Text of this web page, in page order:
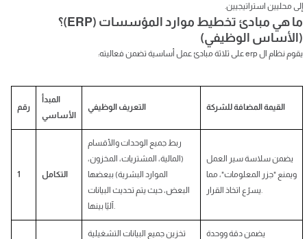
إلى محليين استراتيجيين.
ما هي مبادئ تخطيط موارد المؤسسات (ERP)؟
(الأساس الوظيفي)
يقوم نظام ال erp على ثلاثة مبادئ عمل أساسية تضمن فعاليته:
رقم
المبدأ
الأساسي
التعريف الوظيفي القيمة المضافة للشركة
1
ربط جميع الوحدات والأقسام
(المالية، المشتريات، المخزون،
الموارد البشرية) ببعضها
البعض، حيث يتم تحديث البيانات
يضمن سلاسة سير العمل
ويمنع "جزر المعلومات"، مما
تخزين جميع البيانات التشغيلية
يضمن دقة ووحدة